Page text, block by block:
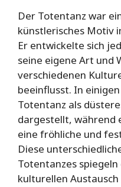
Der Totentanz war
künstlerisches Motiv
Er entwickelte sich
seine eigene Art und
verschiedenen
beeinflusst. In
Totentanz als
dargestellt, während
eine fröhliche und
Diese
Totentanzes
kulturellen